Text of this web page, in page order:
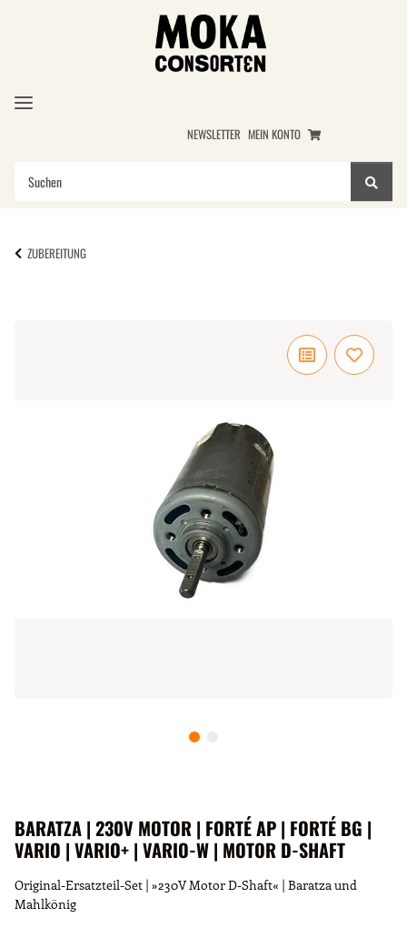
NEWSLETTER MEIN KONTO
ZUBEREITUNG
BARATZA | 230V MOTOR | FORTÉ AP | FORTÉ BG |
VARIO | VARIO+ | VARIO-W | MOTOR D-SHAFT
Original-Ersatzteil-Set | »230V Motor D-Shaft« | Baratza und
Mahlkönig